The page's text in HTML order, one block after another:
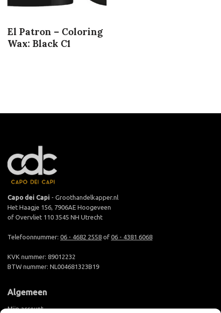
El Patron – Coloring
Wax: Black C1
Capo dei Capi - Groothandelkapper.nl
Het Haagje 156, 7906AE Hoogeveen
of Overvliet 110 3545 NH Utrecht
Telefoonnummer: 06 - 4682 2558 of 06 - 4381 6068
KVK nummer: 89012232
BTW nummer: NL004681323B19
Algemeen
Mijn account